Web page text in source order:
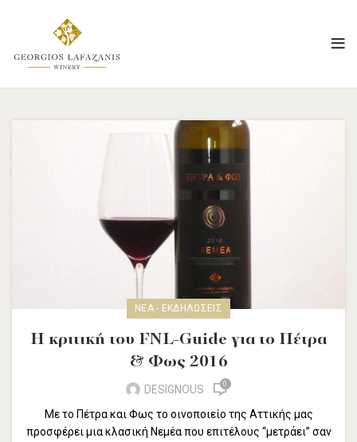
ΝΈΑ - ΕΚΔΗΛΏΣΕΙΣ
Η κριτική του FNL-Guide για το Πέτρα
& Φως 2016
DESIGNOUS 0
Με το Πέτρα και Φως το οινοποιείο της Αττικής μας
προσφέρει μια κλασική Νεμέα που επιτέλους “μετράει” σαν